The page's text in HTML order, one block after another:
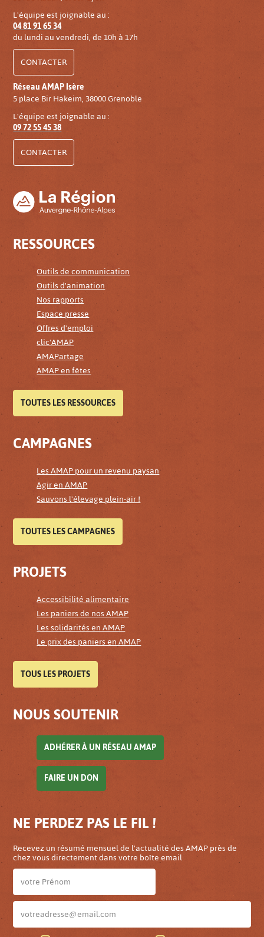
L'équipe est joignable au :
04 81 91 65 34
du lundi au vendredi, de 10h à 17h
CONTACTER
Réseau AMAP Isère
5 place Bir Hakeim, 38000 Grenoble
L'équipe est joignable au :
09 72 55 45 38
CONTACTER
RESSOURCES
Outils de communication
Outils d'animation
Nos rapports
Espace presse
Offres d'emploi
clic'AMAP
AMAPartage
AMAP en fêtes
TOUTES LES RESSOURCES
CAMPAGNES
Les AMAP pour un revenu paysan
Agir en AMAP
Sauvons l'élevage plein-air !
TOUTES LES CAMPAGNES
PROJETS
Accessibilité alimentaire
Les paniers de nos AMAP
Les solidarités en AMAP
Le prix des paniers en AMAP
TOUS LES PROJETS
NOUS SOUTENIR
ADHÉRER À UN RÉSEAU AMAP
FAIRE UN DON
NE PERDEZ PAS LE FIL !
Recevez un résumé mensuel de l'actualité des AMAP près de
chez vous directement dans votre boîte email